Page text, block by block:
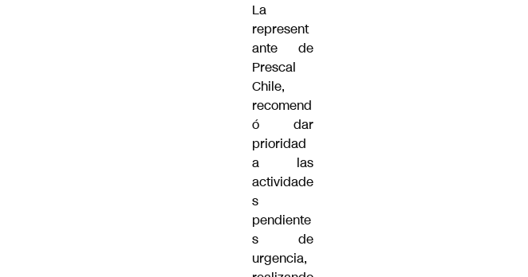
La
represent
ante de
Prescal
Chile,
recomend
ó dar
prioridad
a las
actividade
s
pendiente
s de
urgencia,